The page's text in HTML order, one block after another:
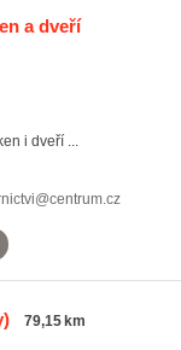
a dveří
i dveří ...
79,15 km